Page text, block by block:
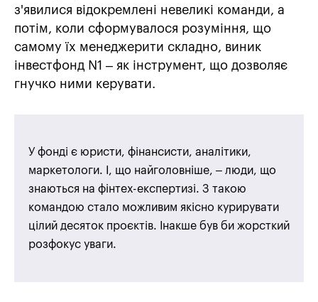
з'явилися відокремлені невеликі команди, а
потім, коли сформувалося розуміння, що
самому їх менеджерити складно, виник
інвестфонд N1 – як інструмент, що дозволяє
гнучко ними керувати.
У фонді є юристи, фінансисти, аналітики,
маркетологи. І, що найголовніше, – люди, що
знаються на фінтех-експертизі. З такою
командою стало можливим якісно курирувати
цілий десяток проєктів. Інакше був би жорсткий
розфокус уваги.